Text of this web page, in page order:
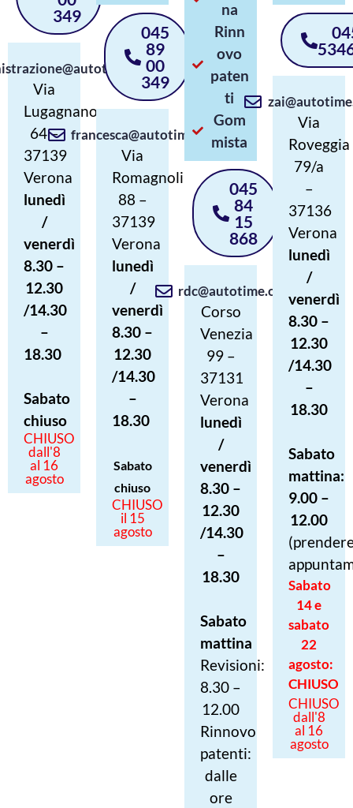
349
Via
Lugagnano
64 –
37139
Verona
lunedì
/
venerdì
8.30 –
12.30
/14.30
–
18.30
Sabato
chiuso
CHIUSO
dall'8
al 16
agosto
045
89
00
349
francesca@autotime.org
Via
Romagnoli
88 –
37139
Verona
lunedì
/
venerdì
8.30 –
12.30
/14.30
–
18.30
Sabato
chiuso
CHIUSO
il 15
agosto
na
Rinn
ovo
paten
ti
Gom
mista
045
84
15
868
rdc@autotime.org
Corso
Venezia
99 –
37131
Verona
lunedì
/
venerdì
8.30 –
12.30
/14.30
–
18.30
Sabato
mattina
Revisioni:
8.30 –
12.00
Rinnovo
patenti:
dalle
ore
Via
Roveggia
79/a
–
37136
Verona
lunedì
/
venerdì
8.30 –
12.30
/14.30
–
18.30
Sabato
mattina:
9.00 –
12.00
Sabato
14 e
sabato
22
agosto:
CHIUSO
CHIUSO
dall'8
al 16
agosto